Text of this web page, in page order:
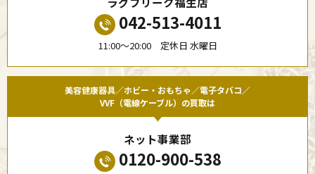
042-513-4011
11:00〜20:00 定休日 水曜日
美容健康器具／ホビー・おもちゃ／電子タバコ／
VVF（電線ケーブル）の買取は
ネット事業部
0120-900-538